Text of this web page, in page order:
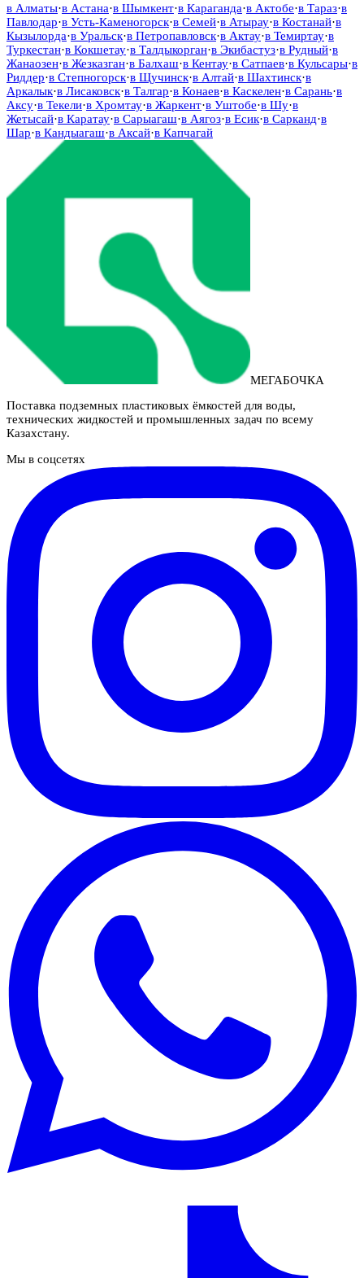
в Алматы·в Астана·в Шымкент·в Караганда·в Актобе·в Тараз·в
Павлодар·в Усть-Каменогорск·в Семей·в Атырау·в Костанай·в
Кызылорда·в Уральск·в Петропавловск·в Актау·в Темиртау·в
Туркестан·в Кокшетау·в Талдыкорган·в Экибастуз·в Рудный·в
Жанаозен·в Жезказган·в Балхаш·в Кентау·в Сатпаев·в Кульсары·в
Риддер·в Степногорск·в Щучинск·в Алтай·в Шахтинск·в
Аркалык·в Лисаковск·в Талгар·в Конаев·в Каскелен·в Сарань·в
Аксу·в Текели·в Хромтау·в Жаркент·в Уштобе·в Шу·в
Жетысай·в Каратау·в Сарыагаш·в Аягоз·в Есик·в Сарканд·в
Шар·в Кандыагаш·в Аксай·в Капчагай
МЕГАБОЧКА
Поставка подземных пластиковых ёмкостей для воды,
технических жидкостей и промышленных задач по всему
Казахстану.
Мы в соцсетях